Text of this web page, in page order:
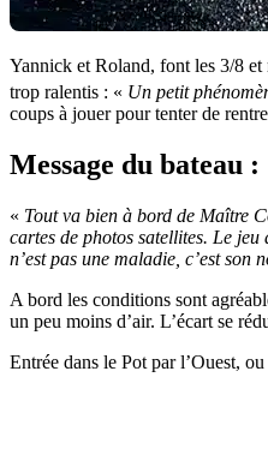
Yannick et Roland, font les 3/8
trop ralentis : « Un petit
coups à jouer pour tenter de
Message du bateau :
« Tout va bien à bord de Maître
cartes de photos satellites. Le
n’est pas une maladie, c’est son
A bord les conditions sont
un peu moins d’air. L’écart se
Entrée dans le Pot par l’Ouest,